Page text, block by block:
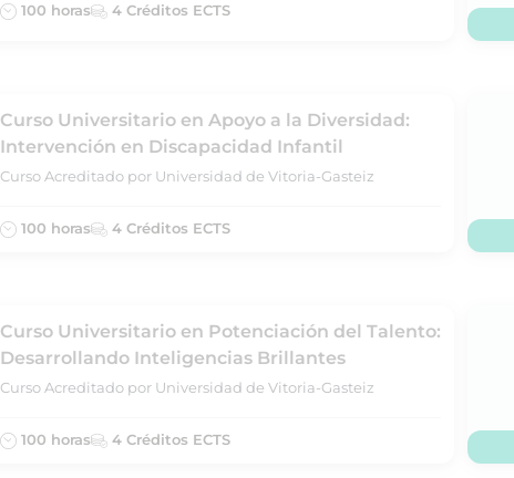
100 horas 4 Créditos ECTS
Curso Universitario en Apoyo a la Diversidad:
Intervención en Discapacidad Infantil
Curso Acreditado por Universidad de Vitoria-Gasteiz
100 horas 4 Créditos ECTS
Curso Universitario en Potenciación del Talento:
Desarrollando Inteligencias Brillantes
Curso Acreditado por Universidad de Vitoria-Gasteiz
100 horas 4 Créditos ECTS